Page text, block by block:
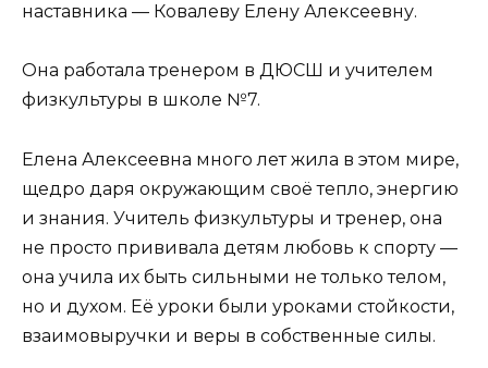
наставника — Ковалеву Елену Алексеевну.
Она работала тренером в ДЮСШ и учителем
физкультуры в школе №7.
Елена Алексеевна много лет жила в этом мире,
щедро даря окружающим своё тепло, энергию
и знания. Учитель физкультуры и тренер, она
не просто прививала детям любовь к спорту —
она учила их быть сильными не только телом,
но и духом. Её уроки были уроками стойкости,
взаимовыручки и веры в собственные силы.